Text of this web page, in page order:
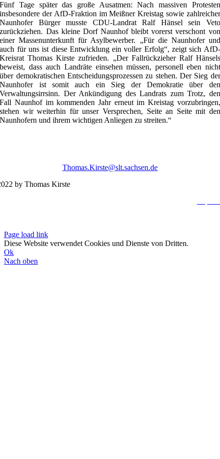
Fünf Tage später das große Ausatmen: Nach massiven Protesten
insbesondere der AfD-Fraktion im Meißner Kreistag sowie zahlreicher
Naunhofer Bürger musste CDU-Landrat Ralf Hänsel sein Veto
zurückziehen. Das kleine Dorf Naunhof bleibt vorerst verschont von
einer Massenunterkunft für Asylbewerber. „Für die Naunhofer und
auch für uns ist diese Entwicklung ein voller Erfolg“, zeigt sich AfD-
Kreisrat Thomas Kirste zufrieden. „Der Fallrückzieher Ralf Hänsels
beweist, dass auch Landräte einsehen müssen, personell eben nicht
über demokratischen Entscheidungsprozessen zu stehen. Der Sieg der
Naunhofer ist somit auch ein Sieg der Demokratie über den
Verwaltungsirrsinn. Der Ankündigung des Landrats zum Trotz, den
Fall Naunhof im kommenden Jahr erneut im Kreistag vorzubringen,
stehen wir weiterhin für unser Versprechen, Seite an Seite mit den
Naunhofern und ihrem wichtigen Anliegen zu streiten.“
Thomas.Kirste@slt.sachsen.de
by Thomas Kirste
Page load link
Diese Website verwendet Cookies und Dienste von Dritten.
Ok
Nach oben